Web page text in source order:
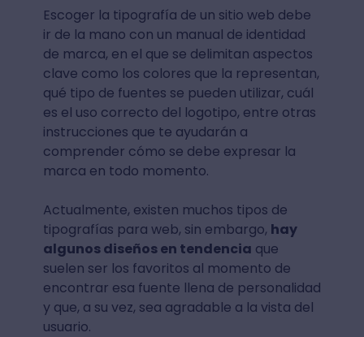
Escoger la tipografía de un sitio web debe
ir de la mano con un manual de identidad
de marca, en el que se delimitan aspectos
clave como los colores que la representan,
qué tipo de fuentes se pueden utilizar, cuál
es el uso correcto del logotipo, entre otras
instrucciones que te ayudarán a
comprender cómo se debe expresar la
marca en todo momento.
Actualmente, existen muchos tipos de
tipografías para web, sin embargo, hay
algunos diseños en tendencia que
suelen ser los favoritos al momento de
encontrar esa fuente llena de personalidad
y que, a su vez, sea agradable a la vista del
usuario.